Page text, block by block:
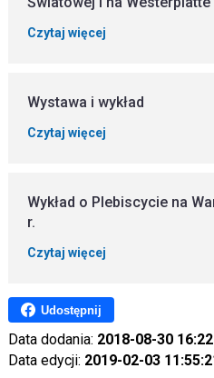
Czytaj więcej
Wystawa i wykład
Czytaj więcej
Wykład o Plebiscycie na
r.
Czytaj więcej
Udostępnij
Data dodania: 2018-08-30
Data edycji: 2019-02-03